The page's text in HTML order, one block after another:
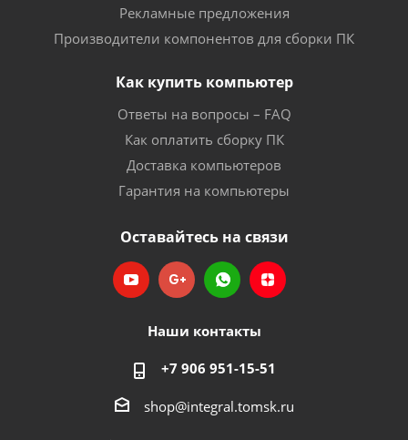
Рекламные предложения
Производители компонентов для сборки ПК
Как купить компьютер
Ответы на вопросы – FAQ
Как оплатить сборку ПК
Доставка компьютеров
Гарантия на компьютеры
Оставайтесь на связи
Наши контакты
+7 906 951-15-51
shop@integral.tomsk.ru